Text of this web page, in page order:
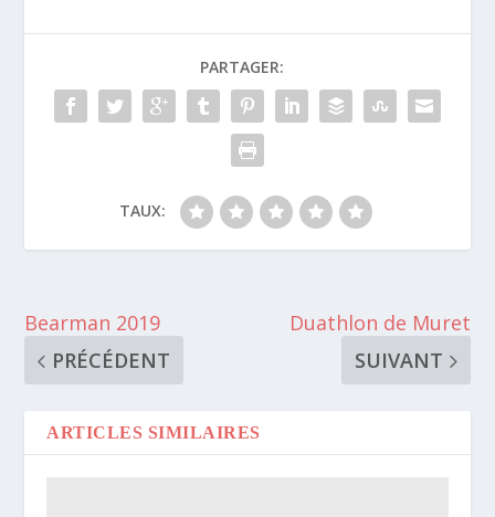
PARTAGER:
TAUX:
Bearman 2019
PRÉCÉDENT
Duathlon de Muret
SUIVANT
ARTICLES SIMILAIRES